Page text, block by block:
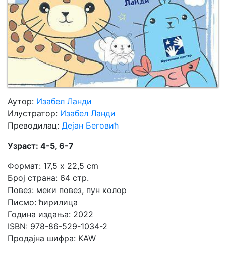
Аутор: Изабел Ланди
Илустратор: Изабел Ланди
Преводилац: Дејан Беговић
Узраст: 4-5, 6-7
Формат: 17,5 x 22,5 cm
Број страна: 64 стр.
Повез: меки повез, пун колор
Писмо: ћирилица
Година издања: 2022
ISBN: 978-86-529-1034-2
Продајна шифра: KAW